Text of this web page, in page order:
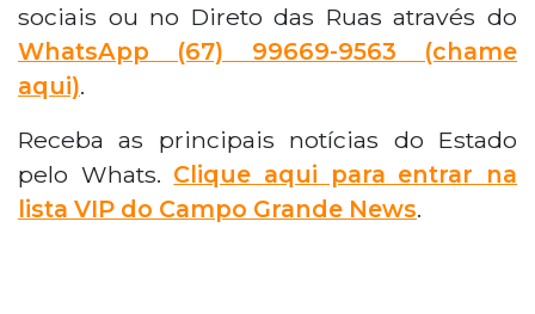
sociais ou no Direto das Ruas através do
WhatsApp (67) 99669-9563 (chame
aqui).
Receba as principais notícias do Estado
pelo Whats. Clique aqui para entrar na
lista VIP do Campo Grande News.